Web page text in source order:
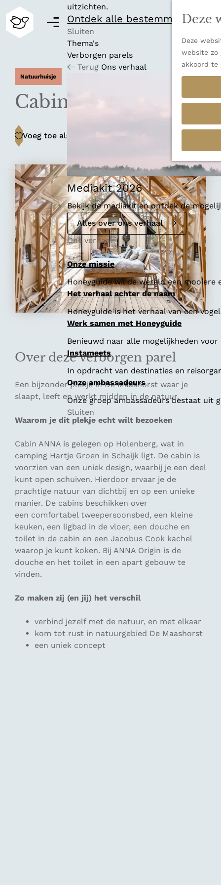
Deze
Deze
website zo
akkoord te
M
uitzichten.
Ontdek alle bestemmingen
Sluiten
Thema's
Verborgen parels
Terug Ons verhaal
Mediakit 2026
Bekijk de mediakit en ontdek de
Alles over ons verhaal
Ons verhaal
Onze missie
Honeyguide wil de wereld een
Het verhaal achter de naam
Honeyguide is het verhaal van een
Werk samen met Honeyguide
Benieuwd naar alle mogelijkheden
Instameets
In opdracht van destinaties en
Onze ambassadeurs
Onze groep ambassadeurs bestaat uit
Sluiten
Cabin ANNA
Natuurhuisje
Voeg toe als favoriet
Voeg toe als favoriet
Over deze verborgen parel
Een bijzonder plekje in De Maashorst waar je
slaapt, leeft en werkt midden in de natuur.
Waarom je dit plekje echt wilt bezoeken
Cabin ANNA is gelegen op Holenberg, wat in
camping Hartje Groen in Schaijk ligt. De cabin is
voorzien van een uniek design, waarbij je een deel
kunt open schuiven. Hierdoor ervaar je de
prachtige natuur van dichtbij en op een unieke
manier. De cabins beschikken over
een comfortabel tweepersoonsbed, een kleine
keuken, een ligbad in de vloer, een douche en
toilet in de cabin en een Jacobus Cook kachel
waarop je kunt koken. Bij ANNA Origin is de
douche en het toilet in een apart gebouw te
vinden.
Zo maken zij (en jij) het verschil
verbind jezelf met de natuur, en met elkaar
kom tot rust in natuurgebied De Maashorst
een uniek concept